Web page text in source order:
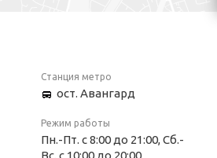
Станция метро
ост. Авангард
Режим работы
Пн.-Пт. с 8:00 до 21:00, Сб.-
Вс. с 10:00 до 20:00